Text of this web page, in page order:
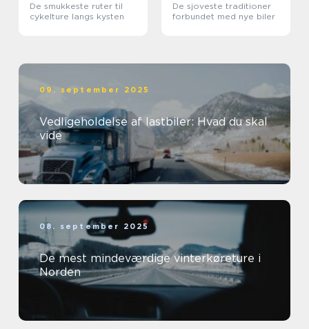
De smukkeste ruter til
cykelture langs kysten
De sjoveste traditioner
forbundet med nye biler
09. september 2025
Vedligeholdelse af lastbiler: Hvad du skal
vide
08. september 2025
De mest mindeværdige vinterkøreture i
Norden